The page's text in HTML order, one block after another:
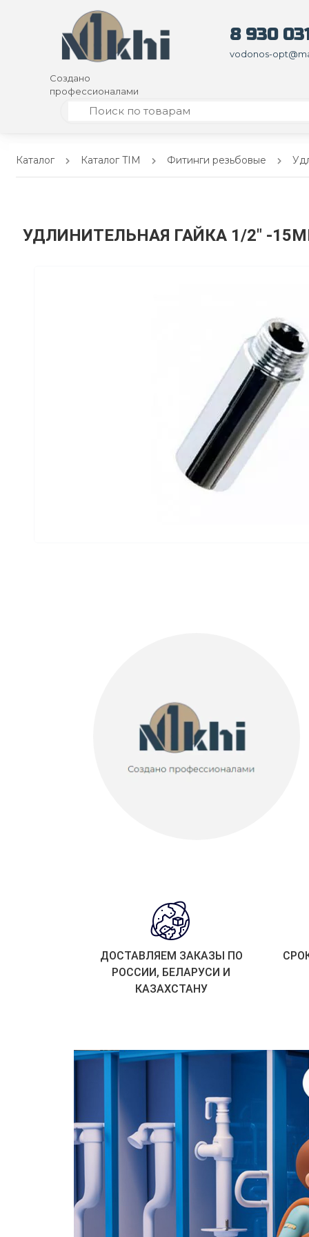
Создано
профессионалами
8 930
vodonos-
Каталог Каталог TIM Фитинги резьбовые
УДЛИНИТЕЛЬНАЯ ГАЙКА 1/2" -
ДОСТАВЛЯЕМ ЗАКАЗЫ ПО
РОССИИ, БЕЛАРУСИ И
КАЗАХСТАНУ